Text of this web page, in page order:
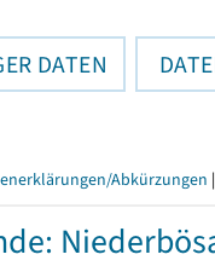
DATEN
Abkürzungen |